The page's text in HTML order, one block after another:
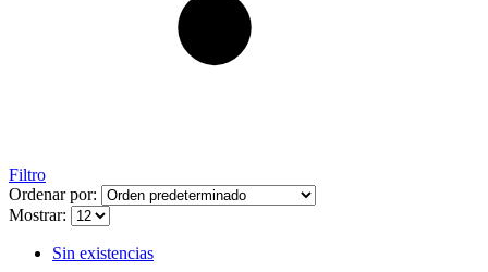
Filtro
Ordenar por:
Mostrar:
Sin existencias